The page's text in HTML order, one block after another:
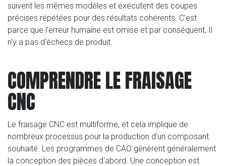
suivent les mêmes modèles et exécutent des coupes
précises répétées pour des résultats cohérents. C'est
parce que l'erreur humaine est omise et par conséquent, Il
n'y a pas d'échecs de produit.
COMPRENDRE LE FRAISAGE
CNC
Le fraisage CNC est multiforme, et cela implique de
nombreux processus pour la production d'un composant
souhaité. Les programmes de CAO génèrent généralement
la conception des pièces d'abord. Une conception est